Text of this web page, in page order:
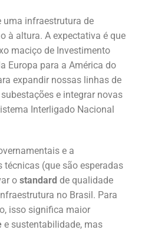
uma infraestrutura de
à altura. A expectativa é que
maciço de Investimento
Europa para a América do
expandir nossas linhas de
e integrar novas
Interligado Nacional
e a
(que são esperadas
o standard de qualidade
no Brasil. Para
isso significa maior
e sustentabilidade, mas